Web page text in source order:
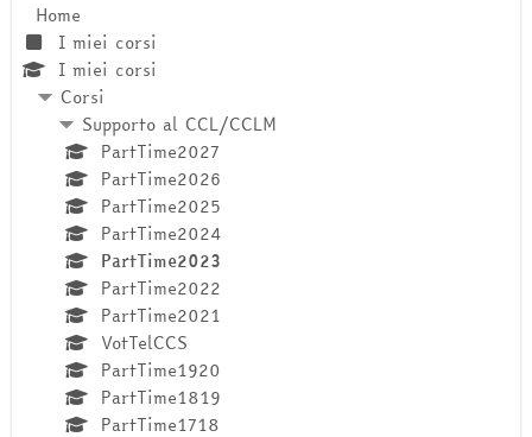
Home
I miei corsi
I miei corsi
Corsi
Supporto al CCL/CCLM
PartTime2027
PartTime2026
PartTime2025
PartTime2024
PartTime2023
PartTime2022
PartTime2021
VotTelCCS
PartTime1920
PartTime1819
PartTime1718